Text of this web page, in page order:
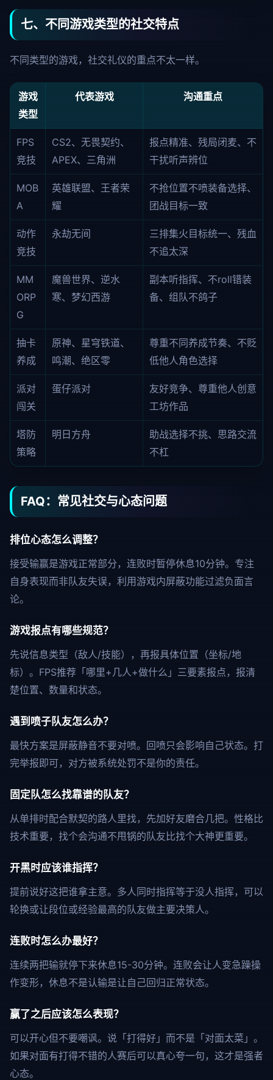
七、不同游戏类型的社交特点
不同类型的游戏，社交礼仪的重点不太一样。
游戏
类型
代表游戏 沟通重点
FPS
竞技
CS2、无畏契约、
APEX、三角洲
报点精准、残局闭麦、不
干扰听声辨位
MOB
A
英雄联盟、王者荣
耀
不抢位置不喷装备选择、
团战目标一致
动作
竞技
永劫无间
三排集火目标统一、残血
不追太深
MM
ORP
G
魔兽世界、逆水
寒、梦幻西游
副本听指挥、不roll错装
备、组队不鸽子
抽卡
养成
原神、星穹铁道、
鸣潮、绝区零
尊重不同养成节奏、不贬
低他人角色选择
派对
闯关
蛋仔派对
友好竞争、尊重他人创意
工坊作品
塔防
策略
明日方舟
助战选择不挑、思路交流
不杠
FAQ：常见社交与心态问题
排位心态怎么调整？
接受输赢是游戏正常部分，连败时暂停休息10分钟。专注
自身表现而非队友失误，利用游戏内屏蔽功能过滤负面言
论。
游戏报点有哪些规范？
先说信息类型（敌人/技能），再报具体位置（坐标/地
标）。FPS推荐「哪里+几人+做什么」三要素报点，报清
楚位置、数量和状态。
遇到喷子队友怎么办？
最快方案是屏蔽静音不要对喷。回喷只会影响自己状态。打
完举报即可，对方被系统处罚不是你的责任。
固定队怎么找靠谱的队友？
从单排时配合默契的路人里找，先加好友磨合几把。性格比
技术重要，找个会沟通不甩锅的队友比找个大神更重要。
开黑时应该谁指挥？
提前说好这把谁拿主意。多人同时指挥等于没人指挥，可以
轮换或让段位或经验最高的队友做主要决策人。
连败时怎么办最好？
连续两把输就停下来休息15-30分钟。连败会让人变急躁操
作变形，休息不是认输是让自己回归正常状态。
赢了之后应该怎么表现？
可以开心但不要嘲讽。说「打得好」而不是「对面太菜」。
如果对面有打得不错的人赛后可以真心夸一句，这才是强者
心态。